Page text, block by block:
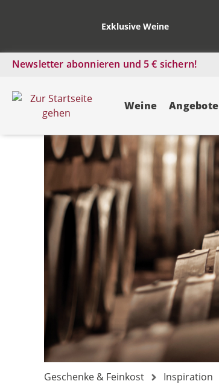
Exklusive Weine
Newsletter abonnieren und 5 € sichern!
Weine Angebote
Geschenke & Feinkost Inspiration